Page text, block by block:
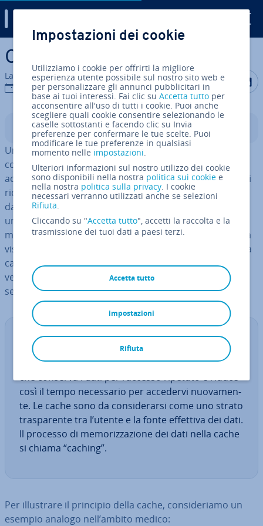
Vai al contenuto prin­ci­pa­le
Cos’è una cache?
La redazione di IONOS
19 ott 2022
Condividi
Indice
Una cache è unamemoria tem­po­ra­nea digitale
conserva i dati con­sul­ta­ti una volta per un suc­ces­si­vo
accesso ripetuto. Alle richieste suc­ces­si­ve, si può quindi
ricevere risposta di­ret­ta­men­te dalla cache invece che
dall’ap­pli­ca­zio­ne vera e propria. I web browser ne sono
un tipico esempio: hanno una propria cache che
memorizza alcuni contenuti di un sito web. A una nuova
visita della pagina in un secondo momento, questa sarà
caricata più ra­pi­da­men­te, poiché i dati me­mo­riz­za­ti
vengono re­cu­pe­ra­ti di­ret­ta­men­te dalla cache e non dal
server.
De­fi­ni­zio­ne
Cache: una cache è unamemoria tem­po­ra­nea
che conserva i dati per l’accesso ripetuto e riduce
così il tempo ne­ces­sa­rio per accedervi nuo­va­men­
te. Le cache sono da con­si­de­rar­si come uno strato
tra­spa­ren­te tra l’utente e la fonte effettiva dei dati.
Il processo di me­mo­riz­za­zio­ne dei dati nella cache
si chiama “caching”.
Per il­lu­stra­re il principio della cache, con­si­de­ria­mo un
esempio analogo nell’ambito medico:
Impostazioni dei cookie
Utilizziamo i cookie per offrirti la migliore
esperienza utente possibile sul nostro sito web e
per personalizzare gli annunci pubblicitari in
base ai tuoi interessi. Fai clic suAccetta tutto per
acconsentire all'uso di tutti i cookie. Puoi anche
scegliere quali cookie consentire selezionando le
caselle sottostanti e facendo clic su Invia
preferenze per confermare le tue scelte. Puoi
modificare le tue preferenze in qualsiasi
momento nelle impostazioni.
Ulteriori informazioni sul nostro utilizzo dei cookie
sono disponibili nella nostra politica sui cookie e
nella nostra politica sulla privacy. I cookie
necessari verranno utilizzati anche se selezioni
Rifiuta.
Cliccando su "Accetta tutto", accetti la raccolta e la
trasmissione dei tuoi dati a paesi terzi.
Accetta tutto
Rifiuta
impostazioni